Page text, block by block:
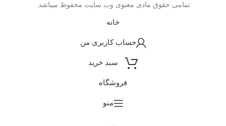
تمامی حقوق مادی معنوی وب سایت محفوظ میباشد.
خانه
حساب کاربری من
سبد خرید
فروشگاه
منو